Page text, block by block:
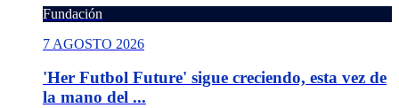
Fundación
7 AGOSTO 2026
'Her Futbol Future' sigue creciendo, esta vez de
la mano del ...